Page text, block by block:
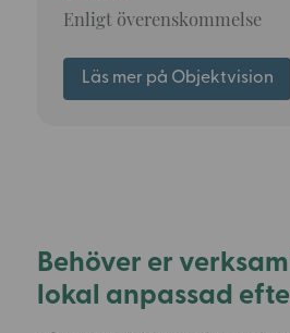
Enligt överenskommelse
Läs mer på Objektvision
Behöver er
lokal anpassad